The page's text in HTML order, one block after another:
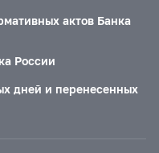
актов Банка
России
дней и перенесенных